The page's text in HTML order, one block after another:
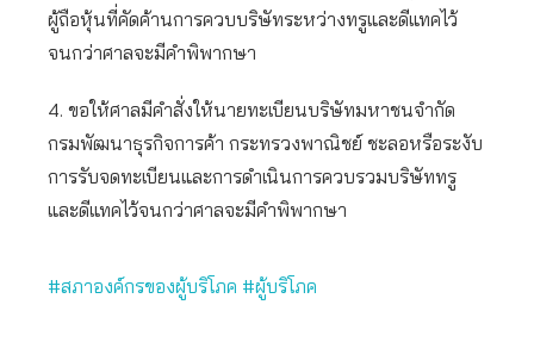
ผู้ถือหุ้นที่คัดค้านการควบบริษัทระหว่างทรูและดีแทคไว้
จนกว่าศาลจะมีคำพิพากษา
4. ขอให้ศาลมีคำสั่งให้นายทะเบียนบริษัทมหาชนจำกัด
กรมพัฒนาธุรกิจการค้า กระทรวงพาณิชย์ ชะลอหรือระงับ
การรับจดทะเบียนและการดำเนินการควบรวมบริษัททรู
และดีแทคไว้จนกว่าศาลจะมีคำพิพากษา
#สภาองค์กรของผู้บริโภค #ผู้บริโภค